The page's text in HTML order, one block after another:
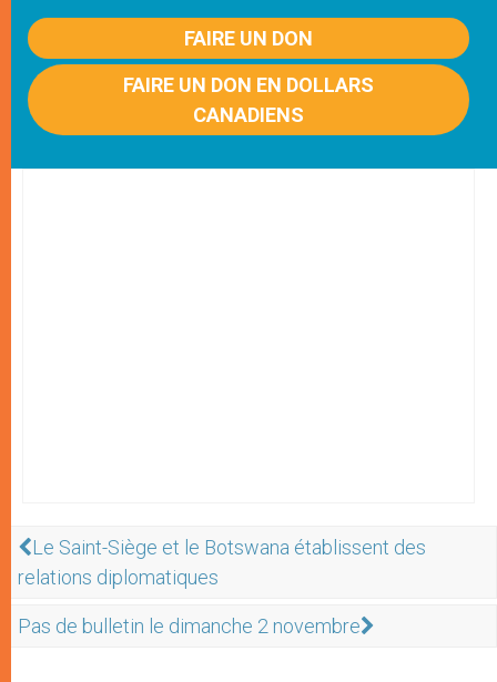
FAIRE UN DON
FAIRE UN DON EN DOLLARS
CANADIENS
Le Saint-Siège et le Botswana établissent des
relations diplomatiques
Pas de bulletin le dimanche 2 novembre